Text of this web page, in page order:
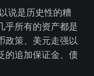
说是历史性的糟
乎所有的资产都是
政策、美元走强以
的追加保证金、债